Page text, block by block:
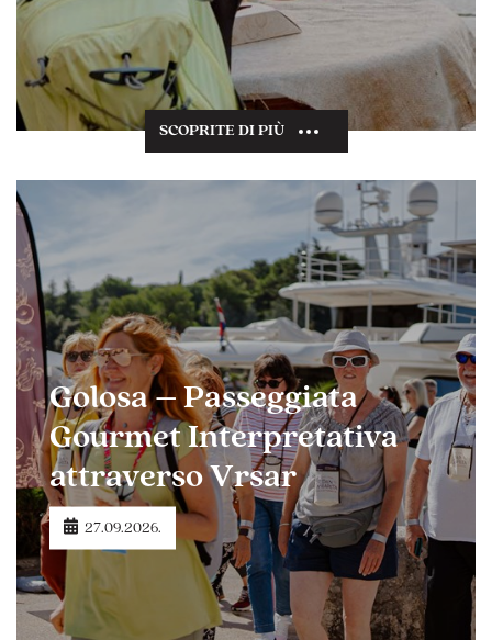
SCOPRITE DI PIÙ
Golosa – Passeggiata
Gourmet Interpretativa
attraverso Vrsar
27.09.2026.